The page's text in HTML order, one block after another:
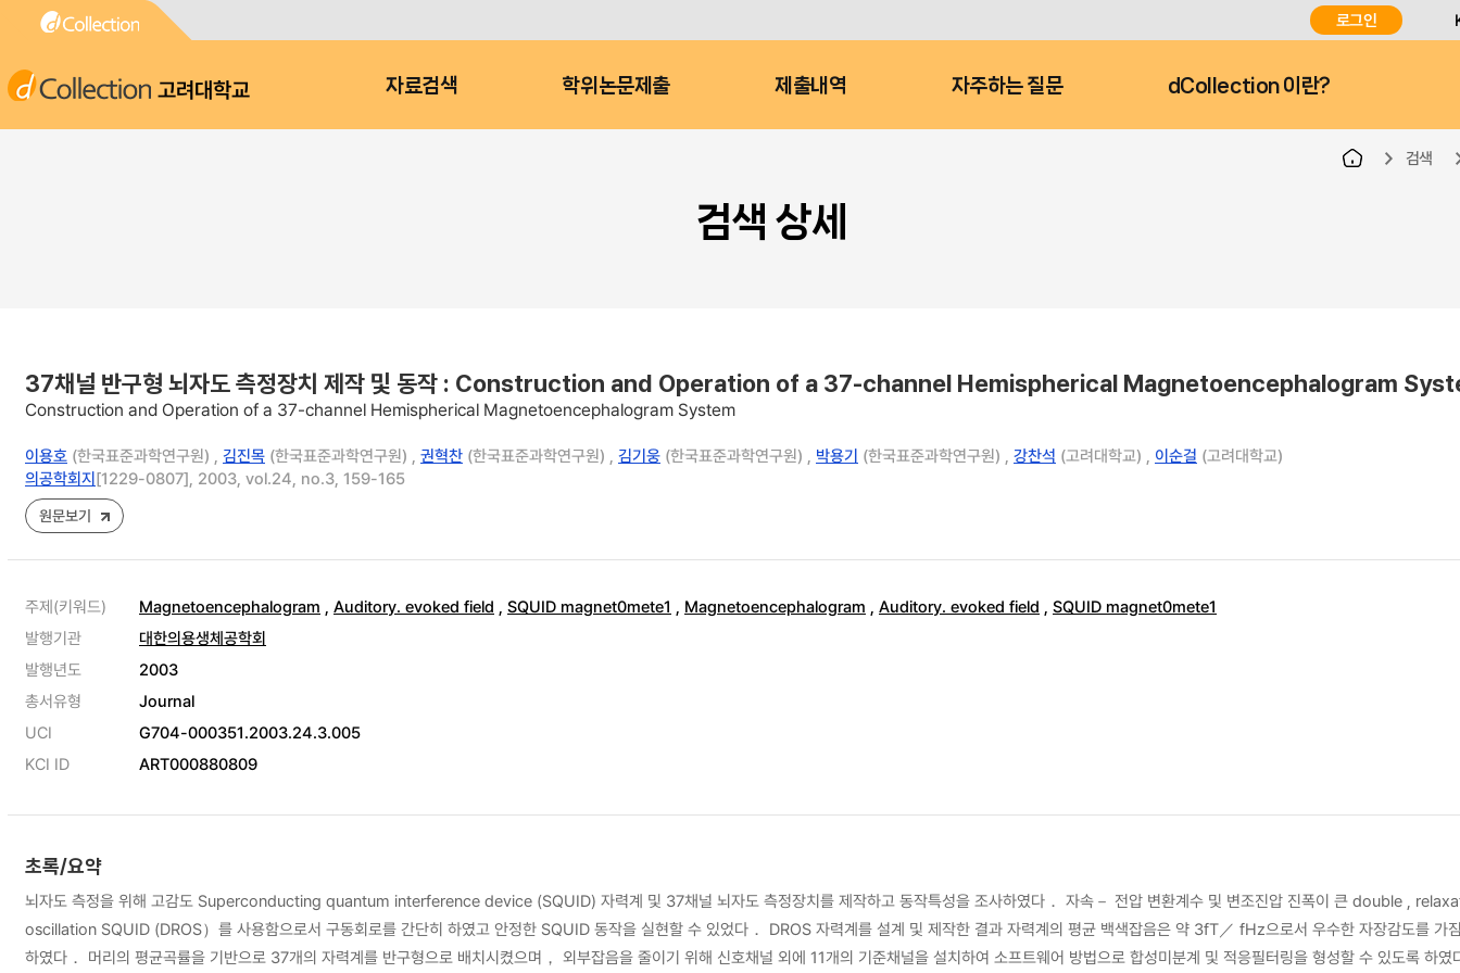
로그인
고려대학교 자료검색 학위논문제출 제출내역 자주하는 질문 dCollection 이란?
검색
검색 상세
37채널 반구형 뇌자도 측정장치 제작 및 동작 : Construction and Operation of a 37-channel Hemispherical Magnetoencephalogram
Construction and Operation of a 37-channel Hemispherical Magnetoencephalogram System
이용호 (한국표준과학연구원) , 김진목 (한국표준과학연구원) , 권혁찬 (한국표준과학연구원) , 김기웅 (한국표준과학연구원) , 박용기 (한국표준과학연구원) , 강찬석 (고려대학교) , 이순걸 (고려대학교)
의공학회지[1229-0807], 2003, vol.24, no.3, 159-165
원문보기
주제(키워드) Magnetoencephalogram , Auditory. evoked field , SQUID magnet0mete1 , Magnetoencephalogram , Auditory. evoked field , SQUID magnet0mete1
발행기관
대한의용생체공학회
발행년도
2003
총서유형
Journal
UCI
G704-000351.2003.24.3.005
KCI ID
ART000880809
초록/요약
뇌자도 측정을 위해 고감도 Superconducting quantum interference device (SQUID) 자력계 및 37채널 뇌자도 측정장치를 제작하고 동작특성을 조사하였다． 자속－ 전압 변환계수 및 변조진압 진폭이 큰 double ,
oscillation SQUID (DROS）를 사용함으로서 구동회로를 간단히 하였고 안정한 SQUID 동작을 실현할 수 있었다． DROS 자력계를 설계 및 제작한 결과 자력계의 평균 백색잡음은 약 3fT／ fHz으로서 우수한 자장감도를 가
하였다． 머리의 평균곡률을 기반으로 37개의 자력계를 반구형으로 배치시켰으며， 외부잡음을 줄이기 위해 신호채널 외에 11개의 기준채널을 설치하여 소프트웨어 방법으로 합성미분계 및 적응필터링을 형성할 수 있도록 하였